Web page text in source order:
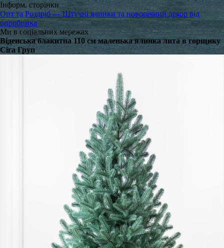
Інформ. сторінки
Опт та Роздріб — Штучні ялинки та новорічний декор від
виробника
Ми в соціальних мережах
Віденська блакитна 110 см маленька ялинка лита в горщику
Сіга Груп